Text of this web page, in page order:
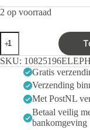
2 op voorraad
Chilly's
Thermosfles
Tropical
Elephant
SKU:
Gratis
Verzending
Met PostNL
Betaal veilig
bankomgeving